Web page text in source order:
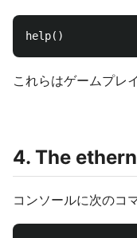
これらはゲームプレ
4. The
コンソールに次のコ